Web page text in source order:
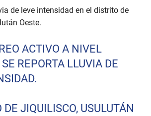
de leve intensidad en el distrito de
Oeste.
ACTIVO A NIVEL
REPORTA LLUVIA DE
DE JIQUILISCO, USULUTÁN